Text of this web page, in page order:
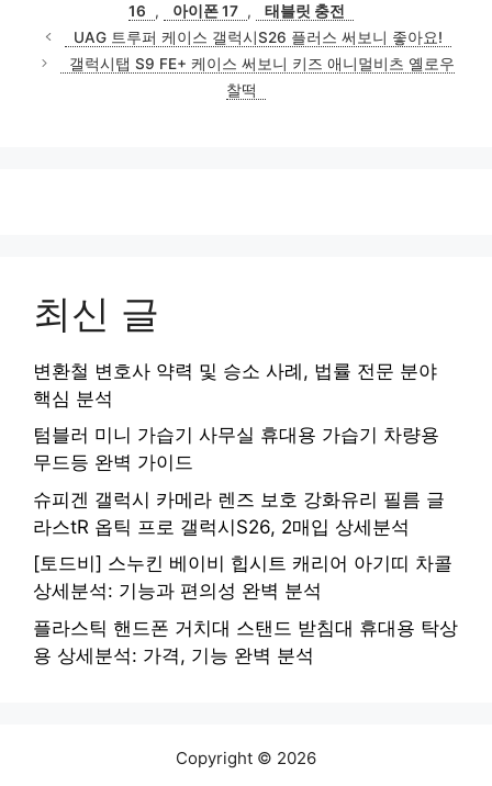
16
, 아이폰 17 ,
태블릿 충전
UAG 트루퍼 케이스 갤럭시S26 플러스 써보니 좋아요!
갤럭시탭 S9 FE+ 케이스 써보니 키즈 애니멀비츠 옐로우
찰떡
최신 글
변환철 변호사 약력 및 승소 사례, 법률 전문 분야
핵심 분석
텀블러 미니 가습기 사무실 휴대용 가습기 차량용
무드등 완벽 가이드
슈피겐 갤럭시 카메라 렌즈 보호 강화유리 필름 글
라스tR 옵틱 프로 갤럭시S26, 2매입 상세분석
[토드비] 스누킨 베이비 힙시트 캐리어 아기띠 차콜
상세분석: 기능과 편의성 완벽 분석
플라스틱 핸드폰 거치대 스탠드 받침대 휴대용 탁상
용 상세분석: 가격, 기능 완벽 분석
Copyright © 2026